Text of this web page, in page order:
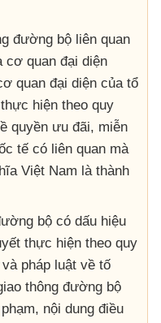
đường bộ liên quan
cơ quan đại diện
quan đại diện của tổ
hiện theo quy
quyền ưu đãi, miễn
tế có liên quan mà
Việt Nam là thành
bộ có dấu hiệu
thực hiện theo quy
pháp luật về tố
thông đường bộ
nội dung điều